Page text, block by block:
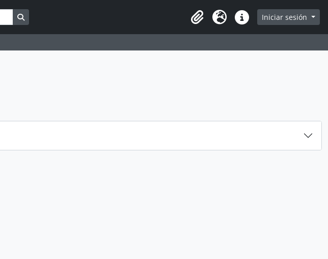
Portapapeles
Idioma Enlaces rápidos
Iniciar sesión